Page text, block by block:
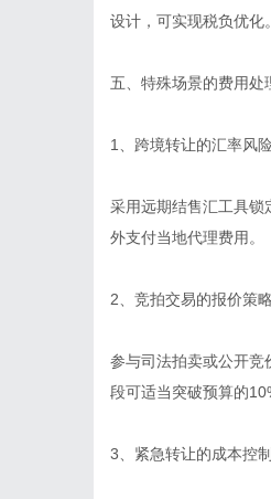
设计，可实现税负优化
五、特殊场景的费用处
1、跨境转让的汇率风
采用远期结售汇工具锁
外支付当地代理费用。
2、竞拍交易的报价策略
参与司法拍卖或公开竞
段可适当突破预算的
3、紧急转让的成本控制